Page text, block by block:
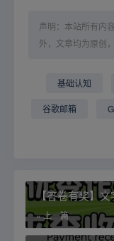
声明：本站所有内
外，文章均为原创
基础认知
谷歌邮箱
【答卷有奖】
« 上一篇